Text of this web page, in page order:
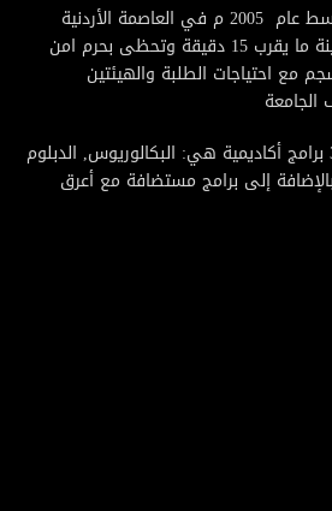
تأسست جامعة الشرق الأوسط عام 2005 م في العاصمة الأردنية
عمان, وتبعد عن مركز المدينة ما يقرب 15 دقيقة وتحظى بحرم امن
مع احتياجات الطلبة والهيئتين
الجامعة
وتضم الجامعة 9 كليات و 3 برامج أكاديمية هي: البكالوريوس, الدبلوم
بالإضافة إلى برامج مستضافة مع أعرق